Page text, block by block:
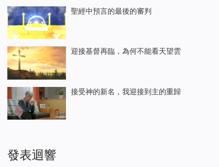
聖經中預言的最後的審判
迎接基督再臨，為何不能看天望雲
接受神的新名，我迎接到主的重歸
發表迴響